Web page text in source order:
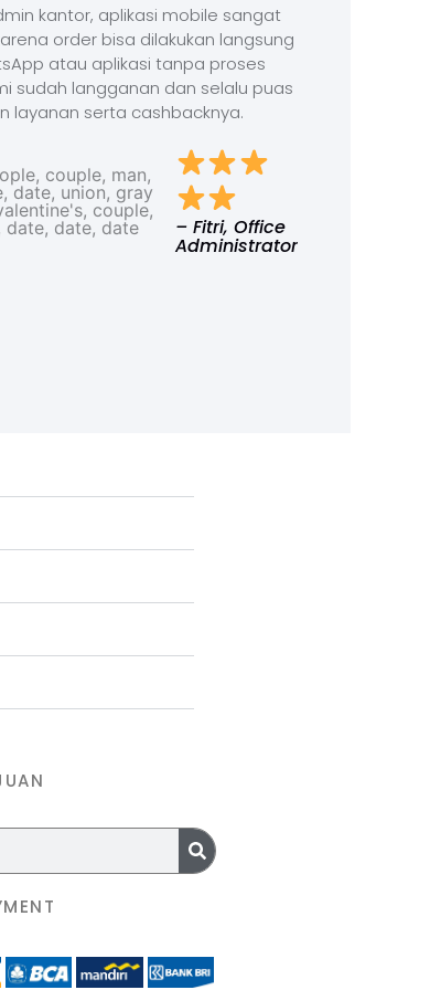
kantor, aplikasi mobile sangat
order bisa dilakukan langsung
atau aplikasi tanpa proses
sudah langganan dan selalu puas
layanan serta cashbacknya.
– Fitri, Office
Administrator